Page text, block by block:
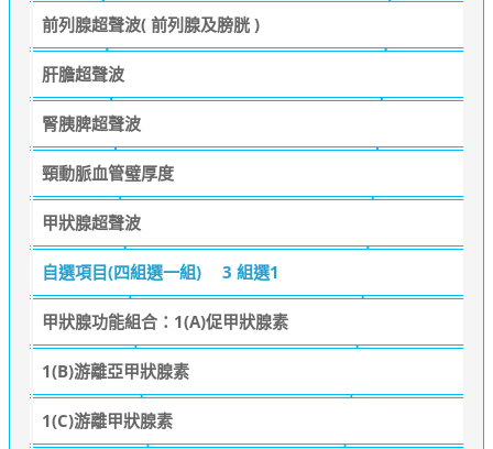
前列腺超聲波( 前列腺及膀胱 )
肝膽超聲波
腎胰脾超聲波
頸動脈血管璧厚度
甲狀腺超聲波
自選項目(四組選一組) 3 組選1
甲狀腺功能組合：1(A)促甲狀腺素
1(B)游離亞甲狀腺素
1(C)游離甲狀腺素